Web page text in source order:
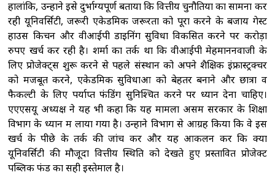
हालांकि, उन्होंने इसे दुर्भाग्यपूर्ण बताया कि वित्तीय चुनौतियों का सामना कर
रही यूनिवर्सिटी, जरूरी एकेडमिक जरूरतों को पूरा करने के बजाय गेस्ट
हाउस किचन और वीआईपी डाइनिंग सुविधा विकसित करने पर करोड़ों
रुपए खर्च कर रही है। शर्मा का तर्क था कि वीआईपी मेहमाननवाजी के
लिए प्रोजेक्ट्स शुरू करने से पहले संस्थान को अपने शैक्षिक इंफ्रास्ट्रक्चर
को मजबूत करने, एकेडमिक सुविधाओं को बेहतर बनाने और छात्रों व
फैकल्टी के लिए पर्याप्त फंडिंग सुनिश्चित करने पर ध्यान देना चाहिए।
एएएसयू अध्यक्ष ने यह भी कहा कि यह मामला असम सरकार के शिक्षा
विभाग के ध्यान में लाया गया है। उन्होंने विभाग से आग्रह किया कि वे इस
खर्च के पीछे के तर्क की जांच करें और यह आकलन करें कि क्या
यूनिवर्सिटी की मौजूदा वित्तीय स्थिति को देखते हुए प्रस्तावित प्रोजेक्ट
पब्लिक फंड का सही इस्तेमाल है।